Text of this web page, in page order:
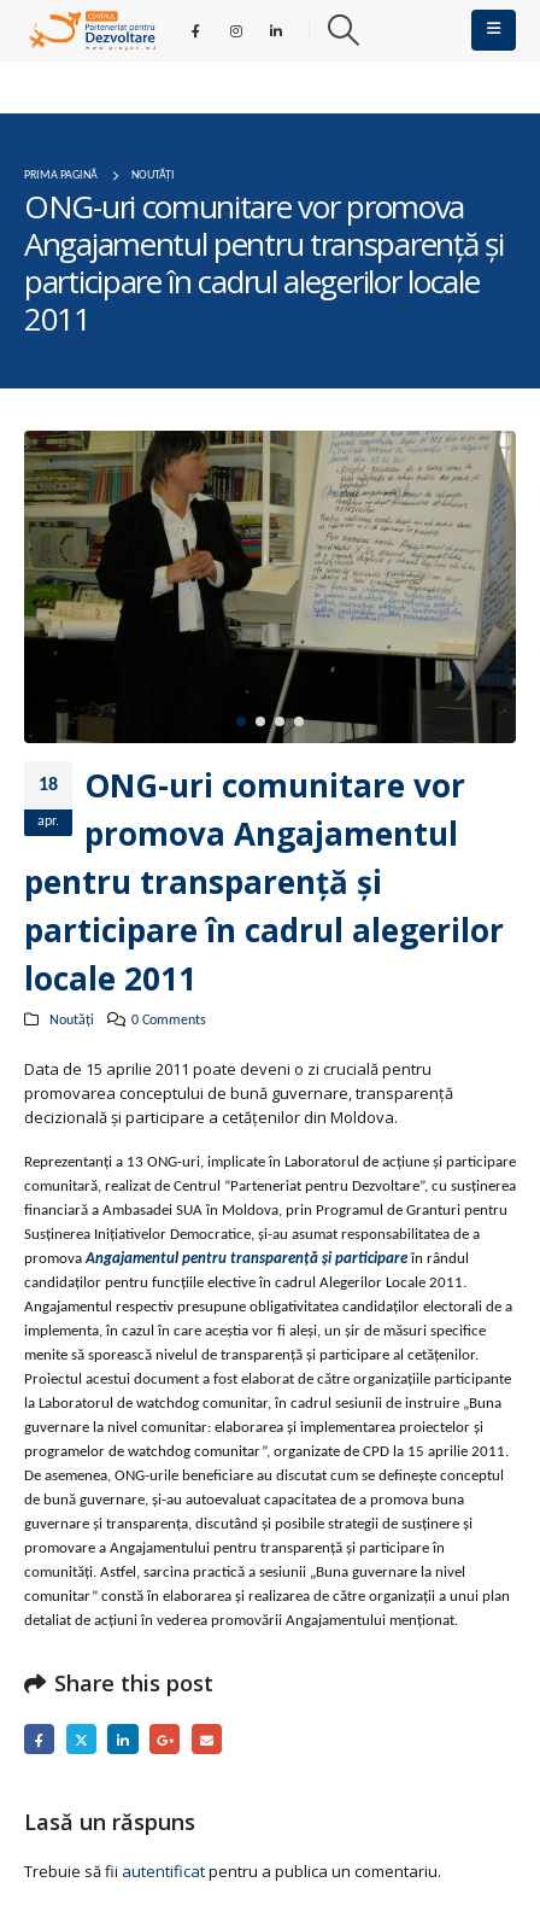
PRIMA PAGINĂ NOUTĂȚI
ONG-uri comunitare vor promova
Angajamentul pentru transparenţă şi
participare în cadrul alegerilor locale
2011
18
apr.
ONG-uri comunitare vor
promova Angajamentul
pentru transparenţă şi
participare în cadrul alegerilor
locale 2011
Noutăți 0 Comments
Data de 15 aprilie 2011 poate deveni o zi crucială pentru
promovarea conceptului de bună guvernare, transparență
decizională și participare a cetățenilor din Moldova.
Reprezentanți a 13 ONG-uri, implicate în Laboratorul de acțiune și participare
comunitară, realizat de Centrul ”Parteneriat pentru Dezvoltare”, cu susţinerea
financiară a Ambasadei SUA în Moldova, prin Programul de Granturi pentru
Susţinerea Iniţiativelor Democratice, și-au asumat responsabilitatea de a
promovaAngajamentul pentru transparenţă şi participareîn rândul
candidaților pentru funcțiile elective în cadrul Alegerilor Locale 2011.
Angajamentul respectiv presupune obligativitatea candidaţilor electorali de a
implementa, în cazul în care aceştia vor fi aleşi, un şir de măsuri specifice
menite să sporească nivelul de transparenţă şi participare al cetăţenilor.
Proiectul acestui document a fost elaborat de către organizațiile participante
la Laboratorul de watchdog comunitar, în cadrul sesiunii de instruire „Buna
guvernare la nivel comunitar: elaborarea şi implementarea proiectelor şi
programelor de watchdog comunitar”, organizate de CPD la 15 aprilie 2011.
De asemenea, ONG-urile beneficiare au discutat cum se definește conceptul
de bună guvernare, și-au autoevaluat capacitatea de a promova buna
guvernare și transparența, discutând și posibile strategii de susținere și
promovare a Angajamentului pentru transparență și participare în
comunități. Astfel, sarcina practică a sesiunii „Buna guvernare la nivel
comunitar” constă în elaborarea și realizarea de către organizații a unui plan
detaliat de acțiuni în vederea promovării Angajamentului menționat.
Share this post
Lasă un răspuns
Trebuie să fii autentificatpentru a publica un comentariu.